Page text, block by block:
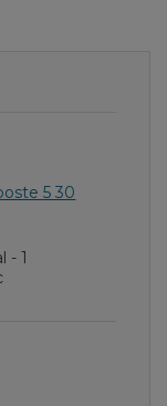
5 30
- 1